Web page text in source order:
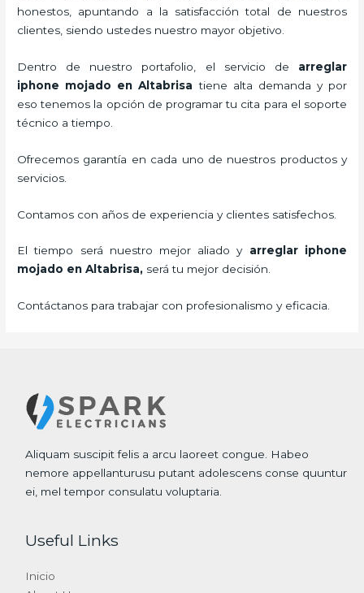
honestos, apuntando a la satisfacción total de nuestros
clientes, siendo ustedes nuestro mayor objetivo.
Dentro de nuestro portafolio, el servicio de arreglar
iphone mojado en Altabrisa tiene alta demanda y por
eso tenemos la opción de programar tu cita para el soporte
técnico a tiempo.
Ofrecemos garantía en cada uno de nuestros productos y
servicios.
Contamos con años de experiencia y clientes satisfechos.
El tiempo será nuestro mejor aliado y arreglar iphone
mojado en Altabrisa, será tu mejor decisión.
Contáctanos para trabajar con profesionalismo y eficacia.
Aliquam suscipit felis a arcu laoreet congue. Habeo
nemore appellanturusu putant adolescens conse quuntur
ei, mel tempor consulatu voluptaria.
Useful Links
Inicio